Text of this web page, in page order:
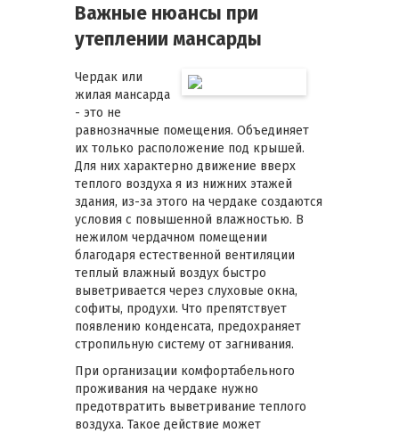
Важные нюансы при
утеплении мансарды
Чердак или
жилая мансарда
- это не
равнозначные помещения. Объединяет
их только расположение под крышей.
Для них характерно движение вверх
теплого воздуха я из нижних этажей
здания, из-за этого на чердаке создаются
условия с повышенной влажностью. В
нежилом чердачном помещении
благодаря естественной вентиляции
теплый влажный воздух быстро
выветривается через слуховые окна,
софиты, продухи. Что препятствует
появлению конденсата, предохраняет
стропильную систему от загнивания.
При организации комфортабельного
проживания на чердаке нужно
предотвратить выветривание теплого
воздуха. Такое действие может